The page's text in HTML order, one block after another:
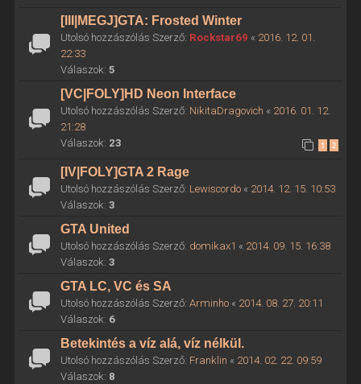
[III|MEGJ]GTA: Frosted Winter
Utolsó hozzászólás Szerző: Rockstar69 « 2016. 12. 01.
22:33
Válaszok: 5
[VC|FOLY]HD Neon Interface
Utolsó hozzászólás Szerző: NikitaDragovich « 2016. 01. 12.
21:28
Válaszok: 23 1 2
[IV|FOLY]GTA 2 Rage
Utolsó hozzászólás Szerző: Lewiscordo« 2014. 12. 15. 10:53
Válaszok: 3
GTA United
Utolsó hozzászólás Szerző: domikax1 « 2014. 09. 15. 16:38
Válaszok: 3
GTA LC, VC és SA
Utolsó hozzászólás Szerző: Arminho« 2014. 08. 27. 20:11
Válaszok: 6
Betekintés a víz alá, víz nélkül.
Utolsó hozzászólás Szerző: Franklin « 2014. 02. 22. 09:59
Válaszok: 8